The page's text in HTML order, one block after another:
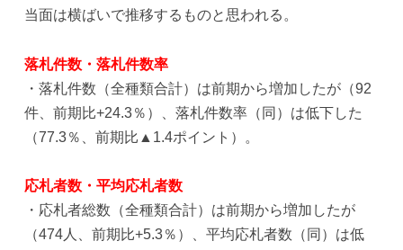
当面は横ばいで推移するものと思われる。
落札件数・落札件数率
・落札件数（全種類合計）は前期から増加したが（92
件、前期比+24.3％）、落札件数率（同）は低下した
（77.3％、前期比▲1.4ポイント）。
応札者数・平均応札者数
・応札者総数（全種類合計）は前期から増加したが
（474人、前期比+5.3％）、平均応札者数（同）は低